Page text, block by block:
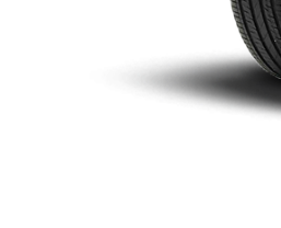
2026款 Hi4 150 Pro 磷酸铁锂
购车计算